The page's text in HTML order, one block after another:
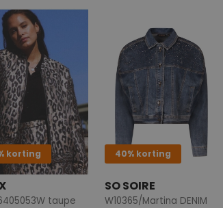
korting
taupe
40% korting
SO SOIRE
W10365/Martina DENIM